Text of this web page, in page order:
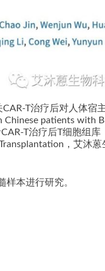
T治疗后对人体宿
patients with
T治疗后T细胞组库
，艾沐蒽
样本进行研究。